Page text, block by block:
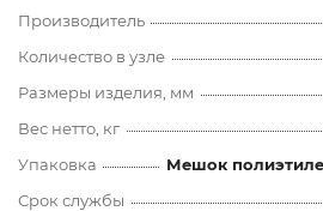
Производитель
Количество в узле
Размеры изделия, мм
Вес нетто, кг
Упаковка
Мешок
Срок службы